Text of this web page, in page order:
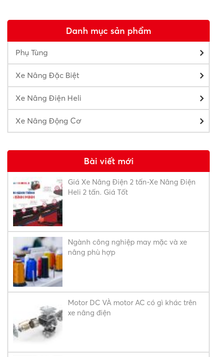
Danh mục sản phẩm
Phụ Tùng
Xe Nâng Đặc Biệt
Xe Nâng Điện Heli
Xe Nâng Động Cơ
Bài viết mới
Giá Xe Nâng Điện 2 tấn-Xe Nâng Điện
Heli 2 tấn. Giá Tốt
Ngành công nghiệp may mặc và xe
nâng phù hợp
Motor DC VÀ motor AC có gì khác trên
xe nâng điện